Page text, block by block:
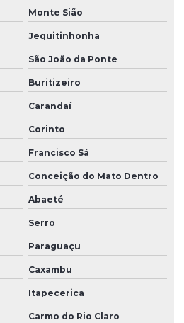
Monte Sião
Jequitinhonha
São João da Ponte
Buritizeiro
Carandaí
Corinto
Francisco Sá
Conceição do Mato Dentro
Abaeté
Serro
Paraguaçu
Caxambu
Itapecerica
Carmo do Rio Claro